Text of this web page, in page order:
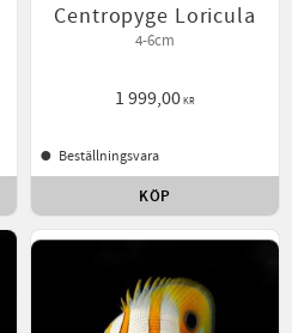
Centropyge Loricula
4-6cm
1 999,00KR
Beställningsvara
KÖP